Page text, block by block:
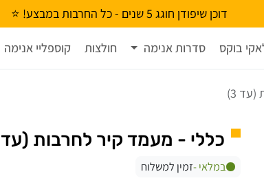
דוכן שיפודן חוגג 5 שנים - כל החרבות במבצע! ⭐
בוקס סדרות אנימה חולצות קוספליי אנימה
3)
כללי - מעמד קיר לחרבות (עד 3)
במלאי -זמין למשלוח